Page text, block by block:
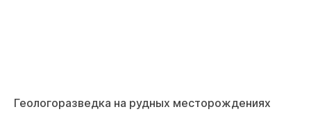
Геологоразведка на рудных месторождениях